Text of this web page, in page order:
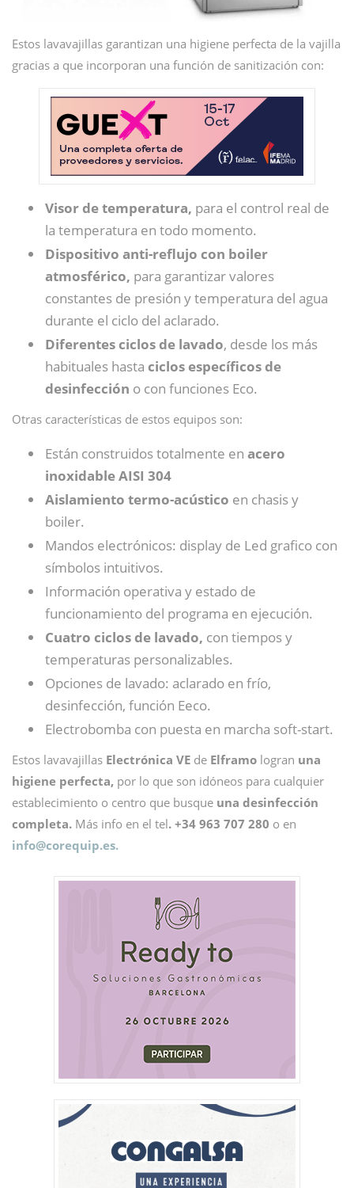
Estos lavavajillas garantizan una higiene perfecta de la vajilla
gracias a que incorporan una función de sanitización con:
Visor de temperatura, para el control real de
la temperatura en todo momento.
Dispositivo anti-reflujo con boiler
atmosférico, para garantizar valores
constantes de presión y temperatura del agua
durante el ciclo del aclarado.
Diferentes ciclos de lavado, desde los más
habituales hasta ciclos específicos de
desinfección o con funciones Eco.
Otras características de estos equipos son:
Están construidos totalmente en acero
inoxidable AISI 304
Aislamiento termo-acústico en chasis y
boiler.
Mandos electrónicos: display de Led grafico con
símbolos intuitivos.
Información operativa y estado de
funcionamiento del programa en ejecución.
Cuatro ciclos de lavado, con tiempos y
temperaturas personalizables.
Opciones de lavado: aclarado en frío,
desinfección, función Eeco.
Electrobomba con puesta en marcha soft-start.
Estos lavavajillas Electrónica VE de Elframo logran una
higiene perfecta, por lo que son idóneos para cualquier
establecimiento o centro que busque una desinfección
completa. Más info en el tel. +34 963 707 280 o en
info@corequip.es.